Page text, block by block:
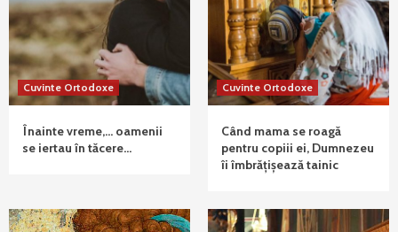
Cuvinte Ortodoxe
Înainte vreme,… oamenii
se iertau în tăcere…
Cuvinte Ortodoxe
Când mama se roagă
pentru copiii ei, Dumnezeu
îi îmbrățișează tainic